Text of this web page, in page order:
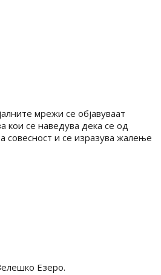
мрежи се објавуваат
кои се наведува дека се од
совесност и се изразува жалење
Езеро.